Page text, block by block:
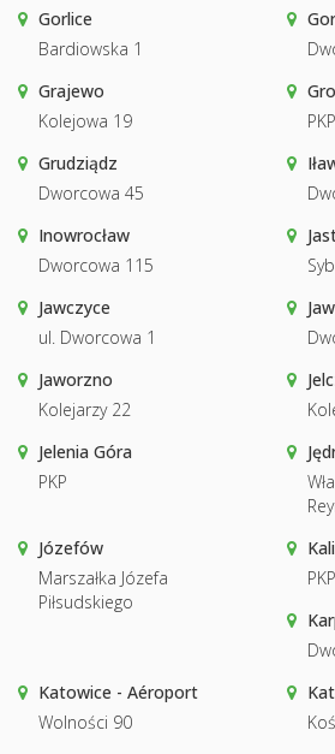
Gorlice
Bardiowska 1
Grajewo
Kolejowa 19
PKP
Grudziądz
Dworcowa 45
Inowrocław
Dworcowa 115
Jawczyce
ul. Dworcowa 1
Jaworzno
Kolejarzy 22
Jelenia Góra
PKP
Józefów
Marszałka Józefa
Piłsudskiego
PKP
Katowice - Aéroport
Wolności 90